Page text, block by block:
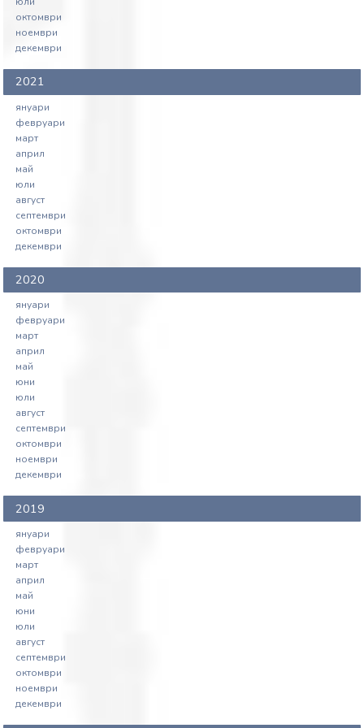
октомври
ноември
декември
2021
януари
февруари
март
април
май
юли
август
септември
октомври
декември
2020
януари
февруари
март
април
май
юни
юли
август
септември
октомври
ноември
декември
2019
януари
февруари
март
април
май
юни
юли
август
септември
октомври
ноември
декември